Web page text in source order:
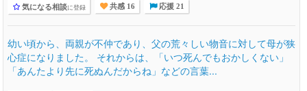
気になる相談に登録 共感 16 応援 21
幼い頃から、両親が不仲であり、父の荒々しい物音に対して母が狭
心症になりました。 それからは、「いつ死んでもおかしくない」
「あんたより先に死ぬんだからね」などの言葉...